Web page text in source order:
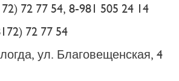
72 77 54, 8-981 505 24 14
72 77 54
ул. Благовещенская, 4